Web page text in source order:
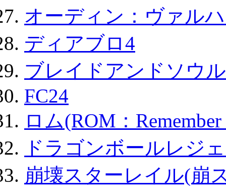
オーディン：ヴァル
ディアブロ4
ブレイドアンドソウ
FC24
ロム(ROM：
ドラゴンボールレジ
崩壊スターレイル(崩